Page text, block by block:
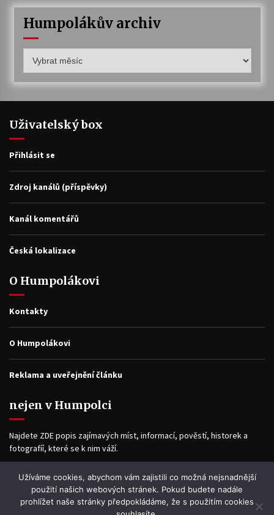
Humpolákův archiv
archiv
Uživatelský box
Přihlásit se
Zdroj kanálů (příspěvky)
Kanál komentářů
Česká lokalizace
O Humpolákovi
Kontakty
O Humpolákovi
Reklama a uveřejnění článku
nejen v Humpolci
Najdete ZDE popis zajímavých míst, informací, pověstí, historek a
fotografíí, které se k nim váží.
Facebook
Užíváme cookies, abychom vám zajistili co možná nejsnadnější
použití našich webových stránek. Pokud budete nadále
prohlížet naše stránky předpokládáme, že s použitím cookies